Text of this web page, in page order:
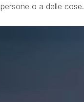
o a delle cose.